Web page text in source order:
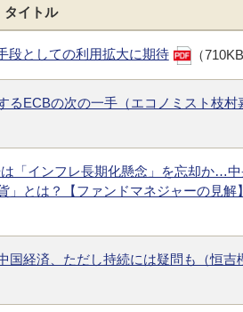
タイトル
段としての利用拡大に期待 （710KB
ECBの次の一手（エコノミスト枝村
「インフレ長期化懸念」を忘却か…
とは？【ファンドマネジャーの見解】
経済、ただし持続には疑問も（恒吉